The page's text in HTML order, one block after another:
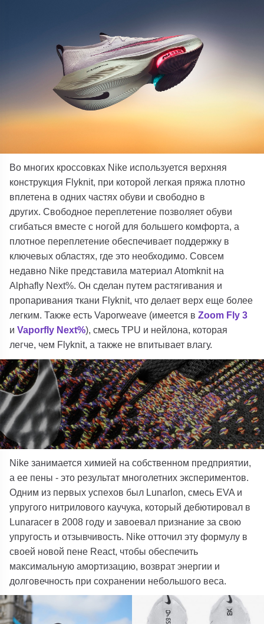
Во многих кроссовках Nike используется верхняя
конструкция Flyknit, при которой легкая пряжа плотно
вплетена в одних частях обуви и свободно в
других. Свободное переплетение позволяет обуви
сгибаться вместе с ногой для большего комфорта, а
плотное переплетение обеспечивает поддержку в
ключевых областях, где это необходимо. Совсем
недавно Nike представила материал Atomknit на
Alphafly Next%. Он сделан путем растягивания и
пропаривания ткани Flyknit, что делает верх еще более
легким. Также есть Vaporweave (имеется вZoom Fly 3
иVaporfly Next%), смесь TPU и нейлона, которая
легче, чем Flyknit, а также не впитывает влагу.
Nike занимается химией на собственном предприятии,
а ее пены - это результат многолетних экспериментов.
Одним из первых успехов был Lunarlon, смесь EVA и
упругого нитрилового каучука, который дебютировал в
Lunaracer в 2008 году и завоевал признание за свою
упругость и отзывчивость. Nike отточил эту формулу в
своей новой пене React, чтобы обеспечить
максимальную амортизацию, возврат энергии и
долговечность при сохранении небольшого веса.